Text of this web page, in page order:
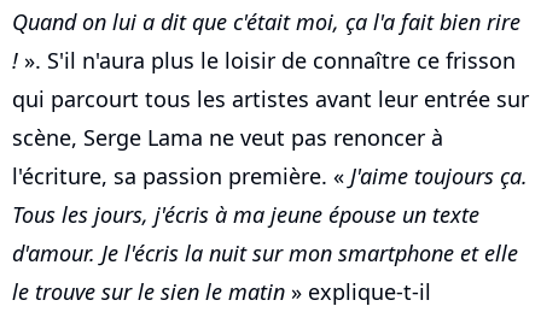
Quand on lui a dit que c'était moi, ça l'a fait bien rire
! ». S'il n'aura plus le loisir de connaître ce frisson
qui parcourt tous les artistes avant leur entrée sur
scène, Serge Lama ne veut pas renoncer à
l'écriture, sa passion première. « J'aime toujours ça.
Tous les jours, j'écris à ma jeune épouse un texte
d'amour. Je l'écris la nuit sur mon smartphone et elle
le trouve sur le sien le matin » explique-t-il